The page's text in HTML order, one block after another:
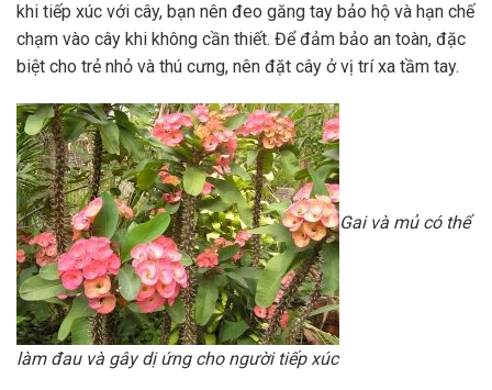
khi tiếp xúc với cây, bạn nên đeo găng tay bảo hộ và hạn chế
chạm vào cây khi không cần thiết. Để đảm bảo an toàn, đặc
biệt cho trẻ nhỏ và thú cưng, nên đặt cây ở vị trí xa tầm tay.
Gai và mủ có thể
làm đau và gây dị ứng cho người tiếp xúc